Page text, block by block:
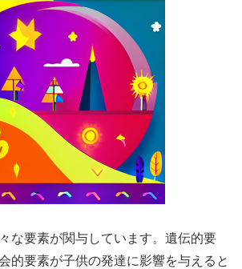
な要素が関与しています。遺伝的要
的要素が子供の発達に影響を与えると